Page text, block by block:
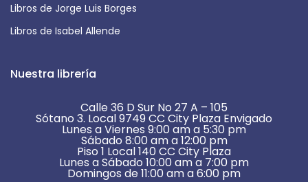
Libros de Jorge Luis Borges
Libros de Isabel Allende
Nuestra librería
Calle 36 D Sur No 27 A – 105
Sótano 3. Local 9749 CC City Plaza Envigado
Lunes a Viernes 9:00 am a 5:30 pm
Sábado 8:00 am a 12:00 pm
Piso 1 Local 140 CC City Plaza
Lunes a Sábado 10:00 am a 7:00 pm
Domingos de 11:00 am a 6:00 pm